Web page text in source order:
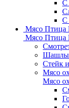
С
С
Мясо Птица
Мясо Птица
Стейк
Мясо
Мясо